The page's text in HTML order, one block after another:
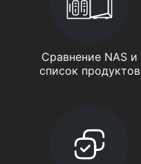
Сравнение NAS и
список продуктов